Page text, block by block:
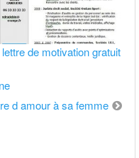
de motivation gratuit
d amour à sa femme